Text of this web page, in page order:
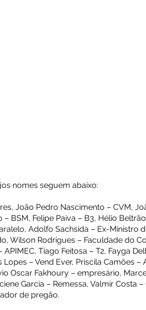
nomes seguem abaixo:
João Pedro Nascimento – CVM,
BSM, Felipe Paiva – B3, Hélio
Adolfo Sachsida – Ex-Ministro
Wilson Rodrigues – Faculdade do
Tiago Feitosa – T2, Fayga
– Vend Ever, Priscila Camões
Oscar Fakhoury – empresário,
Garcia – Remessa, Valmir Costa
de pregão.